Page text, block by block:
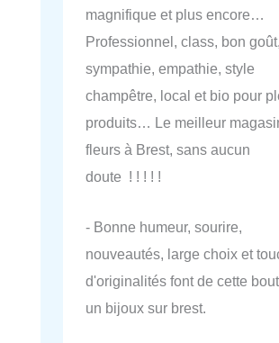
magnifique et plus encore…
Professionnel, class, bon goût,
sympathie, empathie, style
champêtre, local et bio pour
produits… Le meilleur
fleurs à Brest, sans aucun
doute ! ! ! ! !
- Bonne humeur, sourire,
nouveautés, large choix et
d'originalités font de cette
un bijoux sur brest.